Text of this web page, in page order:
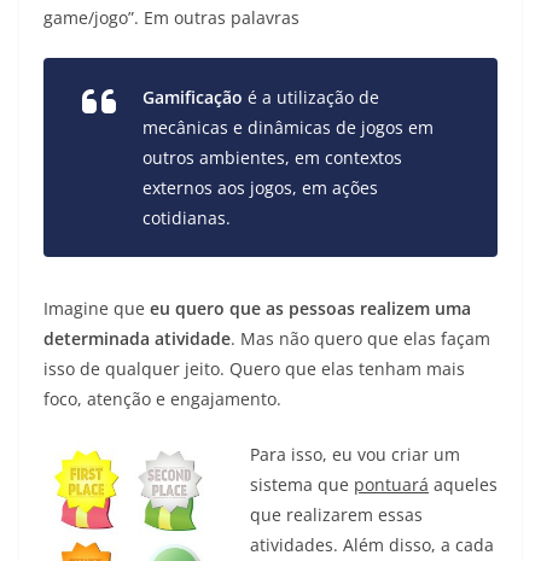
game/jogo”. Em outras palavras
Gamificação é a utilização de
mecânicas e dinâmicas de jogos em
outros ambientes, em contextos
externos aos jogos, em ações
cotidianas.
Imagine que eu quero que as pessoas realizem uma
determinada atividade. Mas não quero que elas façam
isso de qualquer jeito. Quero que elas tenham mais
foco, atenção e engajamento.
Para isso, eu vou criar um
sistema que pontuará aqueles
que realizarem essas
atividades. Além disso, a cada